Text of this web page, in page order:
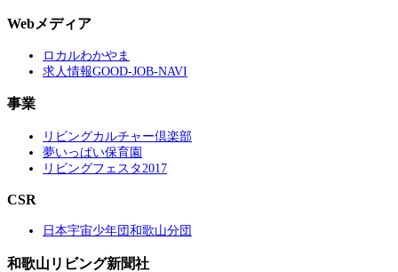
Webメディア
ロカルわかやま
求人情報GOOD-JOB-NAVI
事業
リビングカルチャー倶楽部
夢いっぱい保育園
リビングフェスタ2017
CSR
日本宇宙少年団和歌山分団
和歌山リビング新聞社